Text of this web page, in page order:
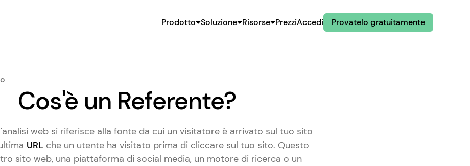
Prodotto Soluzione Risorse PrezziAccedi Provatelo gratuitamente
Cos'è un Referente?
web si riferisce alla fonte da cui un visitatore è arrivato sul tuo sito
URL che un utente ha visitato prima di cliccare sul tuo sito. Questo
sito web, una piattaforma di social media, un motore di ricerca o un